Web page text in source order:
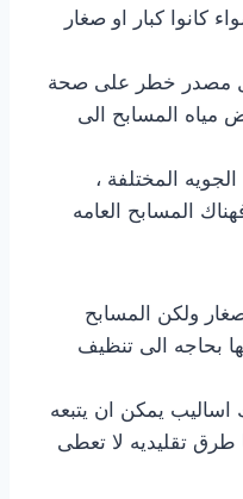
كانوا كبار او صغار
مصدر خطر على صحة
مياه المسابح الى
المختلفة ،
المسابح العامه
ولكن المسابح
بحاجه الى تنظيف
يمكن ان يتبعه
طرق تقليديه لا تعطى